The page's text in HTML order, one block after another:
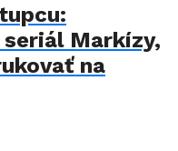
Markízy,
na